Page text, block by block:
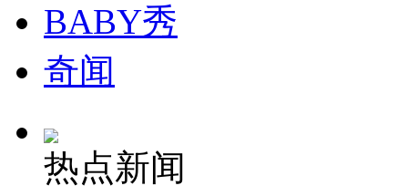
BABY秀
奇闻
热点新闻